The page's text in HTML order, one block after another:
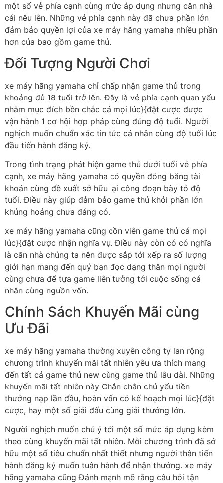
một số vẻ phía cạnh cùng mức áp dụng nhưng căn nhà
cái nêu lên. Những vẻ phía cạnh này đã chưa phần lớn
đảm bảo quyền lợi của xe máy hãng yamaha nhiều phần
hơn của bao gồm game thủ.
Đối Tượng Người Chơi
xe máy hãng yamaha chỉ chấp nhận game thủ trong
khoảng đủ 18 tuổi trở lên. Đây là vẻ phía cạnh quan yếu
nhằm mục đích bền chắc cá mọi lúc}{đặt cược được
vận hành 1 cơ hội hợp pháp cùng đúng độ tuổi. Người
nghịch muốn chuẩn xác tin tức cá nhân cùng độ tuổi lúc
đầu tiến hành đăng ký.
Trong tình trạng phát hiện game thủ dưới tuổi vẻ phía
cạnh, xe máy hãng yamaha có quyền đóng băng tài
khoản cùng đề xuất sở hữu lại công đoạn bày tỏ độ
tuổi. Điều này giúp đảm bảo game thủ khỏi phần lớn
khủng hoảng chưa đáng có.
xe máy hãng yamaha cũng cồn viên game thủ cá mọi
lúc}{đặt cược nhận nghĩa vụ. Điều này còn có có nghĩa
là căn nhà chúng ta nên được sắp tới xếp ra số lượng
giới hạn mang đến quý bạn đọc dạng thân mọi người
cùng chưa để tựa game liên tưởng tới cuộc sống cá
nhân cùng nguồn vốn.
Chính Sách Khuyến Mãi cùng
Ưu Đãi
xe máy hãng yamaha thường xuyên công ty lan rộng
chương trình khuyến mãi tất nhiên yêu ưa thích mang
đến tất cả game thủ new cùng game thủ lâu dài. Những
khuyến mãi tất nhiên này Chắn chắn chủ yếu tiền
thưởng nạp lần đầu, hoàn vốn có kế hoạch mọi lúc}{đặt
cược, hay một số giải đấu cùng giải thưởng lớn.
Người nghịch muốn chú ý tới một số mức áp dụng kèm
theo cùng khuyến mãi tất nhiên. Mỗi chương trình đã sở
hữu một số tiêu chuẩn nhất thiết nhưng người thân tiến
hành đăng ký muốn tuân hành để nhận thưởng. xe máy
hãng yamaha cũng Đánh mạnh mẽ rằng câu hỏi tận